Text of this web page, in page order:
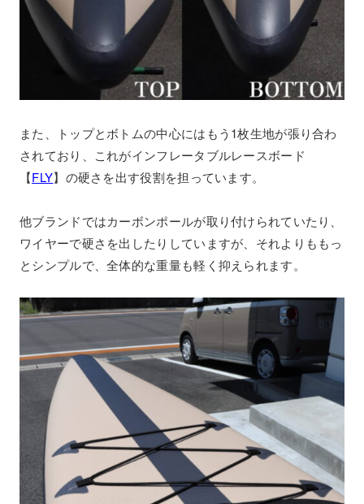
また、トップとボトムの中心にはもう1枚生地が張り合わ
されており、これがインフレータブルレースボード
【FLY】の硬さを出す役割を担っています。
他ブランドではカーボンポールが取り付けられていたり、
ワイヤーで硬さを出したりしていますが、それよりももっ
とシンプルで、全体的な重量も軽く抑えられます。